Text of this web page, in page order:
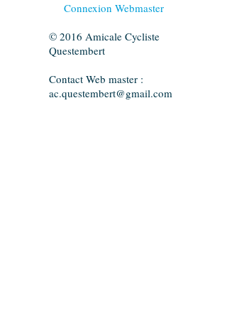
Connexion Webmaster
© 2016 Amicale Cycliste
Questembert
Contact Web master :
ac.questembert@gmail.com